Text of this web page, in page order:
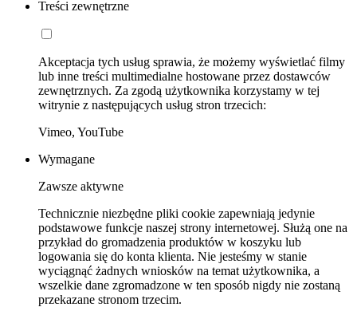
Treści zewnętrzne
Akceptacja tych usług sprawia, że możemy wyświetlać filmy
lub inne treści multimedialne hostowane przez dostawców
zewnętrznych. Za zgodą użytkownika korzystamy w tej
witrynie z następujących usług stron trzecich:
Vimeo, YouTube
Wymagane
Zawsze aktywne
Technicznie niezbędne pliki cookie zapewniają jedynie
podstawowe funkcje naszej strony internetowej. Służą one na
przykład do gromadzenia produktów w koszyku lub
logowania się do konta klienta. Nie jesteśmy w stanie
wyciągnąć żadnych wniosków na temat użytkownika, a
wszelkie dane zgromadzone w ten sposób nigdy nie zostaną
przekazane stronom trzecim.